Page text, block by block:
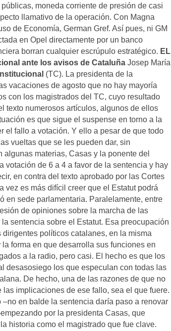
moneda corriente de presión de casi
llamativo de la operación. Con Magna
de Economía, German Gref. Así pues, ni GM
en Opel directamente por un banco
borran cualquier escrúpulo estratégico. EL
ante los avisos de Cataluña Josep María
(TC). La presidenta de la
vacaciones de agosto que no hay mayoría
con los magistrados del TC, cuyo resultado
texto numerosos artículos, algunos de ellos
es que sigue el suspense en torno a la
el fallo a votación. Y ello a pesar de que todo
vueltas que se les pueden dar, sin
materias, Casas y la ponente del
votación de 6 a 4 a favor de la sentencia y hay
en contra del texto aprobado por las Cortes
vez es más difícil creer que el Estatut podrá
en sede parlamentaria. Paralelamente, entre
de opiniones sobre la marcha de las
sentencia sobre el Estatut. Esa preocupación
políticos catalanes, en la misma
forma en que desarrolla sus funciones en
a la radio, pero casi. El hecho es que los
desasosiego los que especulan con todas las
De hecho, una de las razones de que no
implicaciones de ese fallo, sea el que fuere.
en balde la sentencia daría paso a renovar
por la presidenta Casas, que
historia como el magistrado que fue clave.